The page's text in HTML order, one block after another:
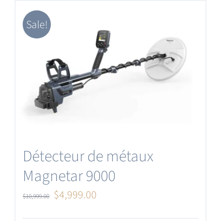
Mise à jour du logiciel
Sale!
Détecteur de métaux
Magnetar 9000
$10,999.00 Le
$4,999.00